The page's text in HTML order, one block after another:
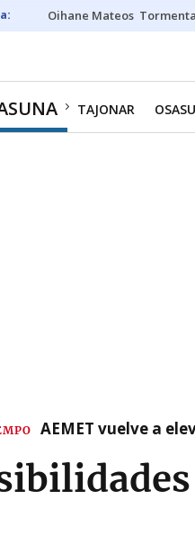
Oihane Mateos
TAJONAR
AEMET vuelve a